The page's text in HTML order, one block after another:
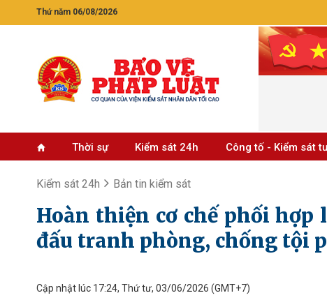
Thứ năm 06/08/2026
Thời sự Kiểm sát 24h Công tố - Kiểm sát
Kiểm sát 24h Bản tin kiểm sát
Hoàn thiện cơ chế phối hợp
đấu tranh phòng, chống tội
Cập nhật lúc 17:24, Thứ tư, 03/06/2026 (GMT+7)